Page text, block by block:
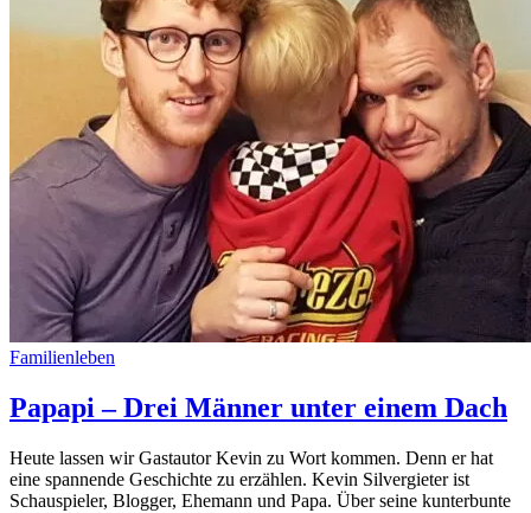
Familienleben
Papapi – Drei Männer unter einem Dach
Heute lassen wir Gastautor Kevin zu Wort kommen. Denn er hat
eine spannende Geschichte zu erzählen. Kevin Silvergieter ist
Schauspieler, Blogger, Ehemann und Papa. Über seine kunterbunte